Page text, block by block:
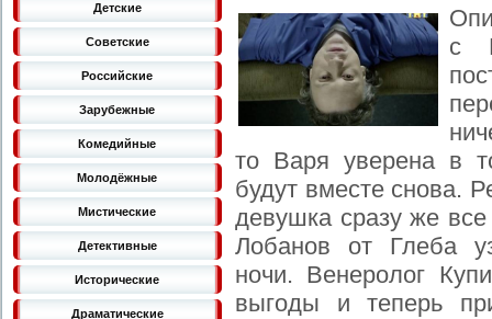
Детские
Советские
Российские
Зарубежные
Комедийные
Молодёжные
Мистические
Детективные
Исторические
Драматические
с
то Варя уверена в
будут вместе снова.
девушка сразу же
Лобанов от Глеба
ночи. Венеролог
выгоды и теперь